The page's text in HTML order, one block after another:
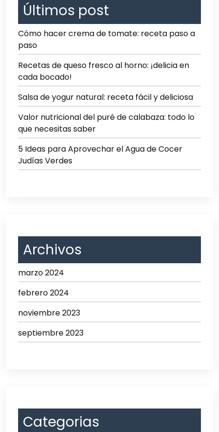
Últimos post
Cómo hacer crema de tomate: receta paso a
paso
Recetas de queso fresco al horno: ¡delicia en
cada bocado!
Salsa de yogur natural: receta fácil y deliciosa
Valor nutricional del puré de calabaza: todo lo
que necesitas saber
5 Ideas para Aprovechar el Agua de Cocer
Judías Verdes
Archivos
marzo 2024
febrero 2024
noviembre 2023
septiembre 2023
Categorias